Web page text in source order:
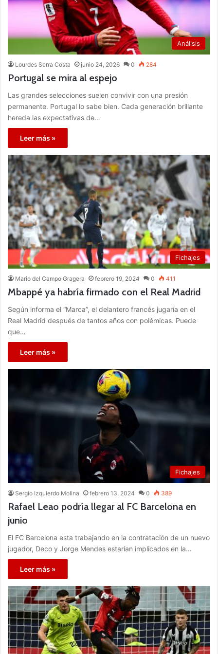
Análisis
Lourdes Serra Costa junio 24, 2026 0 284
Portugal se mira al espejo
Las grandes selecciones suelen convivir con una presión
permanente. Portugal lo sabe bien. Cada generación brillante
hereda las expectativas de…
Leer más »
Fichajes
Mario del Campo Gragera febrero 19, 2024 0 411
Mbappé ya habría firmado con el Real Madrid
Según informa el “Marca”, el delantero francés jugaría en el
Real Madrid después de tantos años con polémicas. Puede
que…
Leer más »
Fichajes
Sergio Izquierdo Molina febrero 13, 2024 0 389
Rafael Leao podría llegar al FC Barcelona en
junio
El FC Barcelona esta trabajando en la contratación de un nuevo
jugador, Deco y Jorge Mendes estarían implicados en la…
Leer más »